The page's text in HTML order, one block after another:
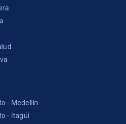
- Medellín
- Itagüí